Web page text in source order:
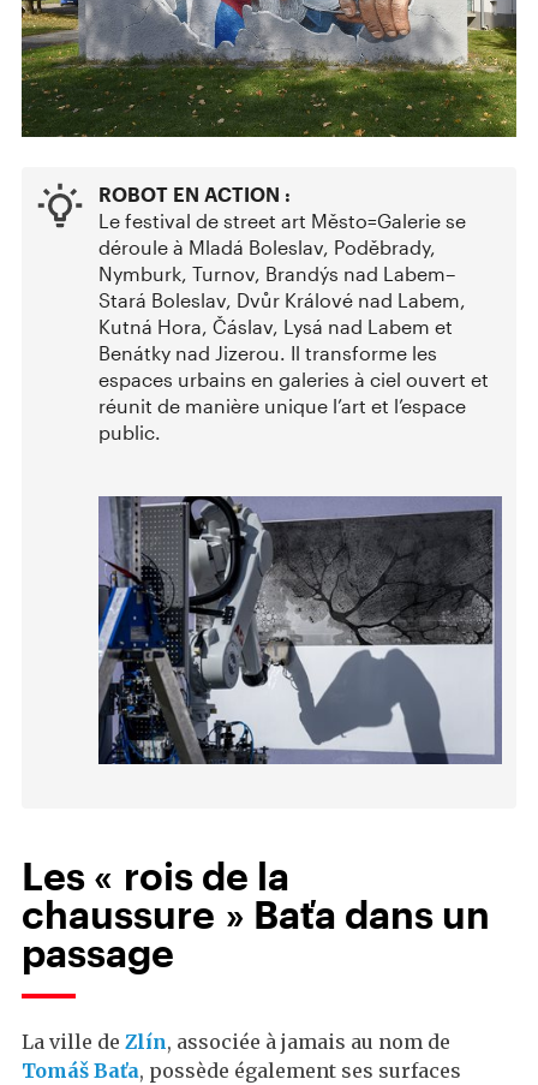
ROBOT EN ACTION :
Le festival de street art Město=Galerie se
déroule à Mladá Boleslav, Poděbrady,
Nymburk, Turnov, Brandýs nad Labem–
Stará Boleslav, Dvůr Králové nad Labem,
Kutná Hora, Čáslav, Lysá nad Labem et
Benátky nad Jizerou. Il transforme les
espaces urbains en galeries à ciel ouvert et
réunit de manière unique l’art et l’espace
public.
Les « rois de la
chaussure » Baťa dans un
passage
La ville de Zlín, associée à jamais au nom de
Tomáš Baťa, possède également ses surfaces